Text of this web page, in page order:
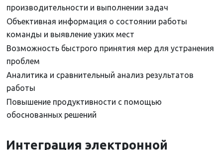
производительности и выполнении задач
Объективная информация о состоянии работы
команды и выявление узких мест
Возможность быстрого принятия мер для устранения
проблем
Аналитика и сравнительный анализ результатов
работы
Повышение продуктивности с помощью
обоснованных решений
Интеграция электронной